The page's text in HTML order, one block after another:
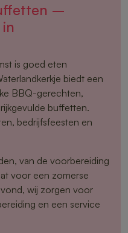
–
is goed eten
biedt een
BBQ-gerechten,
buffetten.
bedrijfsfeesten en
van de voorbereiding
voor een zomerse
wij zorgen voor
en een service